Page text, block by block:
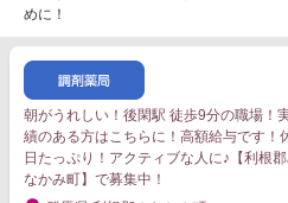
めに！
朝がうれしい！後閑駅 徒歩9分の職場！
績のある方はこちらに！高額給与です！
日たっぷり！アクティブな人に♪【利根
なかみ町】で募集中！